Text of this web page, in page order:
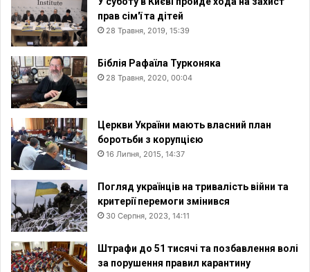
прав сім'ї та дітей
28 Травня, 2019, 15:39
Біблія Рафаїла Турконяка
28 Травня, 2020, 00:04
Церкви України мають власний план
боротьби з корупцією
16 Липня, 2015, 14:37
Погляд українців на тривалість війни та
критерії перемоги змінився
30 Серпня, 2023, 14:11
Штрафи до 51 тисячі та позбавлення волі
за порушення правил карантину